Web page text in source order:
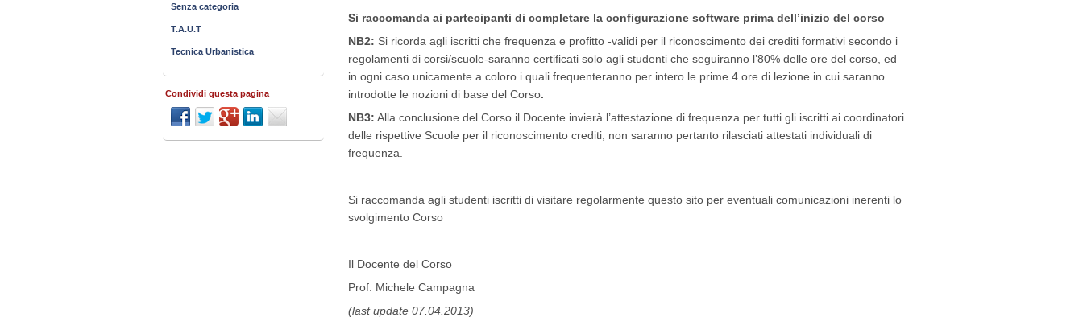
Si raccomanda ai partecipanti di completare la configurazione software prima dell’inizio del corso
NB2: Si ricorda agli iscritti che frequenza e profitto -validi per il riconoscimento dei crediti formativi secondo i
regolamenti di corsi/scuole-saranno certificati solo agli studenti che seguiranno l’80% delle ore del corso, ed
in ogni caso unicamente a coloro i quali frequenteranno per intero le prime 4 ore di lezione in cui saranno
introdotte le nozioni di base del Corso.
NB3: Alla conclusione del Corso il Docente invierà l’attestazione di frequenza per tutti gli iscritti ai coordinatori
delle rispettive Scuole per il riconoscimento crediti; non saranno pertanto rilasciati attestati individuali di
frequenza.
Si raccomanda agli studenti iscritti di visitare regolarmente questo sito per eventuali comunicazioni inerenti lo
svolgimento Corso
Il Docente del Corso
Prof. Michele Campagna
(last update 07.04.2013)
Senza categoria
T.A.U.T
Tecnica Urbanistica
Condividi questa pagina